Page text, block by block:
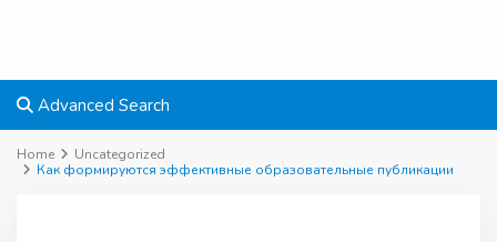
Advanced Search
Home
Uncategorized
Как формируются эффективные образовательные публикации